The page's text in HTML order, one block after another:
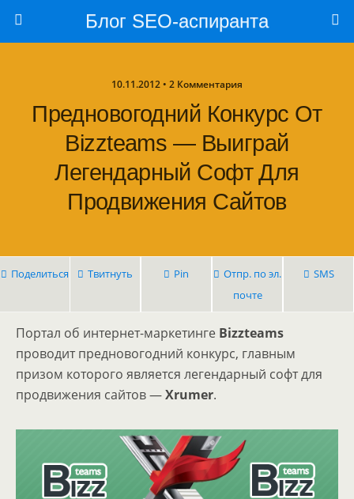
Блог SEO-аспиранта
10.11.2012 • 2 Комментария
Предновогодний Конкурс От
Bizzteams — Выиграй
Легендарный Софт Для
Продвижения Сайтов
Поделиться Твитнуть Pin
Отпр. по эл.
почте
SMS
Портал об интернет-маркетинге Bizzteams
проводит предновогодний конкурс, главным
призом которого является легендарный софт для
продвижения сайтов —Xrumer.